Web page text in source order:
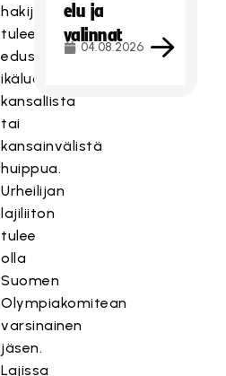
hakijoiden
tulee
edustaa
ikäluokkansa
kansallista
tai
kansainvälistä
huippua.
Urheilijan
lajiliiton
tulee
olla
Suomen
Olympiakomitean
varsinainen
jäsen.
Lajissa
elu ja
valinnat
04.08.2026